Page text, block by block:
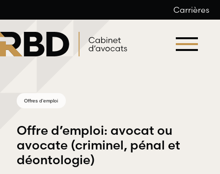
au
contenu
Carrières
Offres d'emploi
Offre d’emploi: avocat ou
avocate (criminel, pénal et
déontologie)